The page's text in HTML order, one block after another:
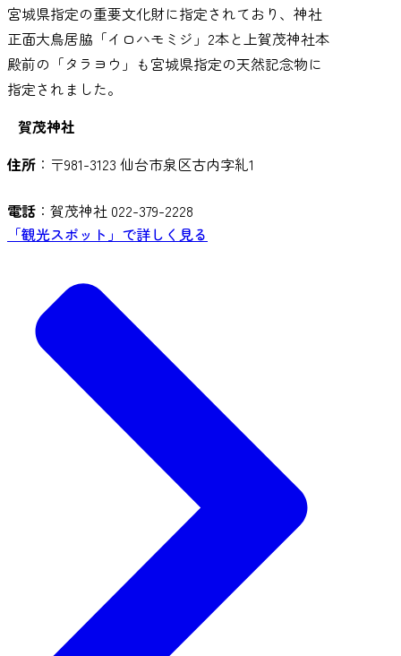
宮城県指定の重要文化財に指定されており、神社
正面大鳥居脇「イロハモミジ」2本と上賀茂神社本
殿前の「タラヨウ」も宮城県指定の天然記念物に
指定されました。
賀茂神社
住所 ：〒981-3123 仙台市泉区古内字糺1
電話 ：賀茂神社 022-379-2228
「観光スポット」で詳しく見る